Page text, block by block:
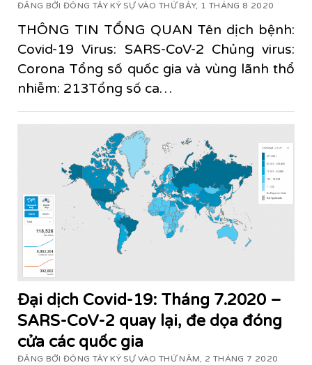
ĐĂNG BỞI ĐÔNG TÂY KÝ SỰ VÀO THỨ BẢY, 1 THÁNG 8 2020
THÔNG TIN TỔNG QUAN Tên dịch bệnh:
Covid-19 Virus: SARS-CoV-2 Chủng virus:
Corona Tổng số quốc gia và vùng lãnh thổ
nhiễm: 213Tổng số ca…
Đại dịch Covid-19: Tháng 7.2020 –
SARS-CoV-2 quay lại, đe dọa đóng
cửa các quốc gia
ĐĂNG BỞI ĐÔNG TÂY KÝ SỰ VÀO THỨ NĂM, 2 THÁNG 7 2020